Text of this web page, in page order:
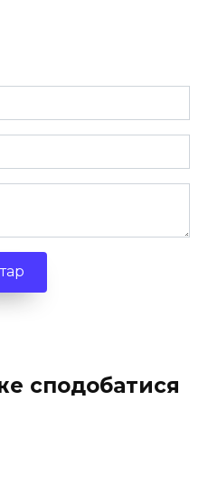
сподобатися